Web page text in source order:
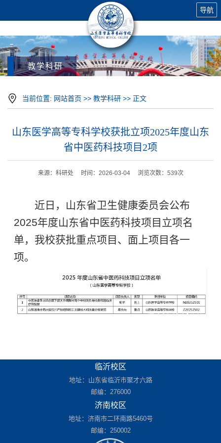
导航
教学科研
当前位置: 网站首页 >> 教学科研 >> 正文
山东医学高等专科学校获批立项2025年度山东
省中医药科技项目2项
来源：科研处 时间：2026-03-04 浏览次数： 539次
近日，山东省卫生健康委员会公布
2025年度山东省中医药科技项目立项名
单，我校获批重点项目、面上项目各一
项。
临沂校区
地址：山东省临沂市聚才六路
邮编：276000
济南校区
地址：济南市二环南路5460号
邮编：250002